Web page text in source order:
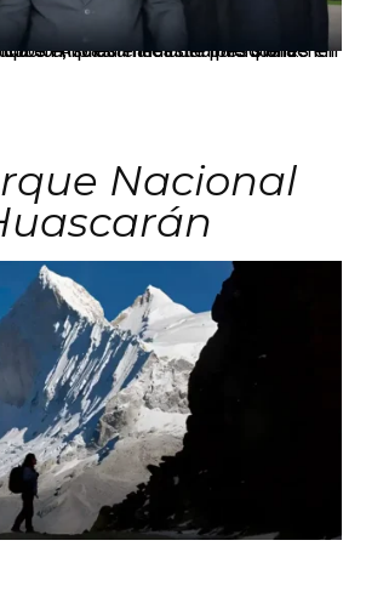
una fuerte presencia en Áncash mediante inversiones en comercio, educación, salud e industria pesquera.
Nacional